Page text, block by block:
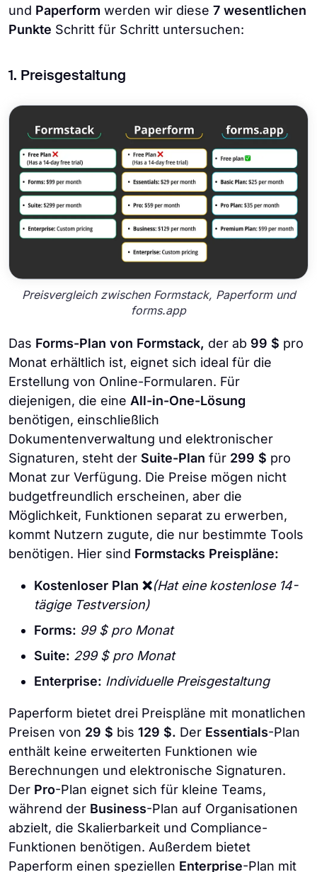
und Paperform werden wir diese 7 wesentlichen
Punkte Schritt für Schritt untersuchen:
1. Preisgestaltung
Preisvergleich zwischen Formstack, Paperform und
forms.app
Das Forms-Plan von Formstack, der ab 99 $ pro
Monat erhältlich ist, eignet sich ideal für die
Erstellung von Online-Formularen. Für
diejenigen, die eine All-in-One-Lösung
benötigen, einschließlich
Dokumentenverwaltung und elektronischer
Signaturen, steht der Suite-Plan für 299 $ pro
Monat zur Verfügung. Die Preise mögen nicht
budgetfreundlich erscheinen, aber die
Möglichkeit, Funktionen separat zu erwerben,
kommt Nutzern zugute, die nur bestimmte Tools
benötigen. Hier sind Formstacks Preispläne:
Kostenloser Plan ❌(Hat eine kostenlose 14-
tägige Testversion)
Forms: 99 $ pro Monat
Suite: 299 $ pro Monat
Enterprise: Individuelle Preisgestaltung
Paperform bietet drei Preispläne mit monatlichen
Preisen von 29 $ bis 129 $. Der Essentials-Plan
enthält keine erweiterten Funktionen wie
Berechnungen und elektronische Signaturen.
Der Pro-Plan eignet sich für kleine Teams,
während der Business-Plan auf Organisationen
abzielt, die Skalierbarkeit und Compliance-
Funktionen benötigen. Außerdem bietet
Paperform einen speziellen Enterprise-Plan mit